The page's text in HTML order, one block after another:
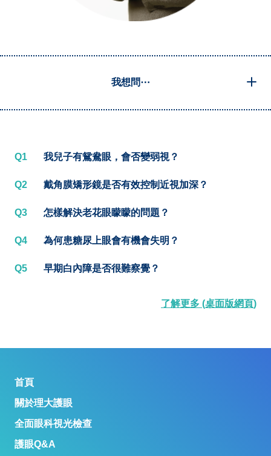
我想問⋯
Q1 我兒子有鴛鴦眼，會否變弱視？
Q2 戴角膜矯形鏡是否有效控制近視加深？
Q3 怎樣解決老花眼矇矇的問題？
Q4 為何患糖尿上眼會有機會失明？
Q5 早期白內障是否很難察覺？
了解更多 (桌面版網頁)
首頁
關於理大護眼
全面眼科視光檢查
護眼Q&A